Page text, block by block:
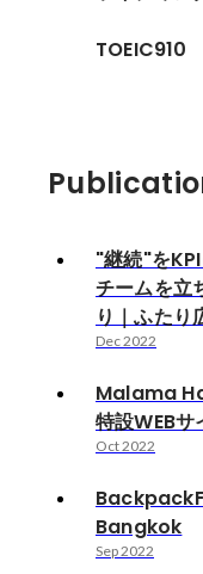
TOEIC910
"継続"を
チームを立
り｜ふた
Dec 2022
Malama
特設WEBサ
Oct 2022
Bangkok
Sep 2022